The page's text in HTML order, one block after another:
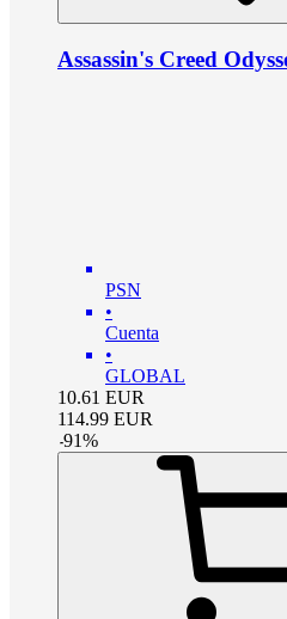
Assassin's Creed
PSN
•
Cuenta
•
GLOBAL
10.61 EUR
114.99 EUR
-91%